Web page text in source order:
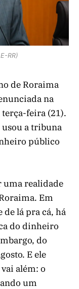
RR)
de Roraima
na
terça-feira (21).
usou a tribuna
público
uma realidade
Em
de lá pra cá, há
do dinheiro
do
E ele
além: o
um